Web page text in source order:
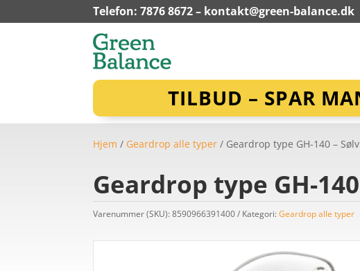
Telefon: 7876 8672 – kontakt@green-balance.dk
TILBUD – SPAR
Hjem / Geardrop alle typer / Geardrop type GH-140 – Sølv
Geardrop type GH-
Varenummer (SKU):8590966391400 Kategori:Geardrop alle typer